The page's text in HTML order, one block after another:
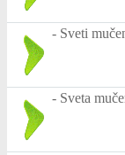
- Sveti
- Sveta